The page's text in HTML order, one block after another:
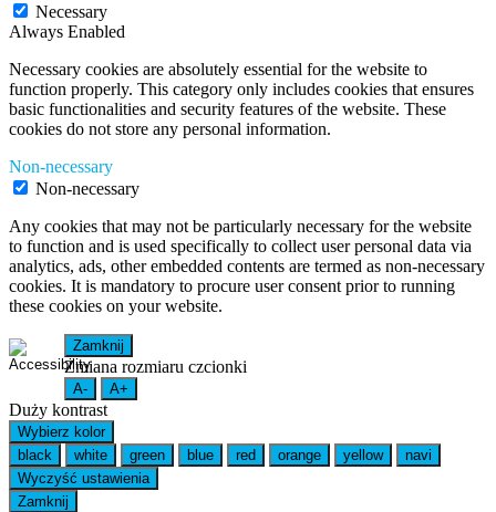
Necessary
Always Enabled
Necessary cookies are absolutely essential for the website to
function properly. This category only includes cookies that ensures
basic functionalities and security features of the website. These
cookies do not store any personal information.
Non-necessary
Non-necessary
Any cookies that may not be particularly necessary for the website
to function and is used specifically to collect user personal data via
analytics, ads, other embedded contents are termed as non-necessary
cookies. It is mandatory to procure user consent prior to running
these cookies on your website.
Zamknij
Zmiana rozmiaru czcionki
A- A+
Duży kontrast
Wybierz kolor
black
white green blue red orange yellow
navi
Wyczyść ustawienia
Zamknij